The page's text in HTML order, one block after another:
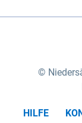
HILFE